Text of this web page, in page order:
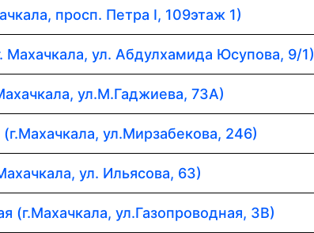
просп. Петра I, 109этаж 1)
Махачкала, ул. Абдулхамида Юсупова, 9/1)
ул.М.Гаджиева, 73А)
ул.Мирзабекова, 246)
ул. Ильясова, 63)
(г.Махачкала, ул.Газопроводная, 3В)